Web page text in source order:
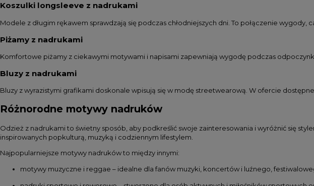
Koszulki longsleeve z nadrukami
Modele z długim rękawem sprawdzają się podczas chłodniejszych dni. To połączenie wygody,
Piżamy z nadrukami
Komfortowe piżamy z ciekawymi motywami i napisami zapewniają wygodę podczas
Bluzy z nadrukami
Bluzy z wyrazistymi grafikami doskonale wpisują się w modę streetwearową. W ofercie
Różnorodne motywy nadruków
Odzież z nadrukami to świetny sposób, aby podkreślić swoje zainteresowania i wyróżnić się
inspirowanych popkulturą, muzyką i codziennym lifestylem.
Najpopularniejsze motywy nadruków to między innymi:
motywy muzyczne i reggae – idealne dla fanów muzyki, koncertów i luźnego,